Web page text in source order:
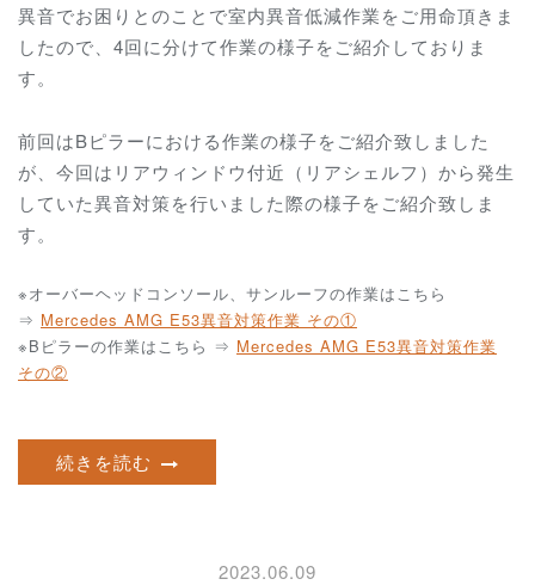
異音でお困りとのことで室内異音低減作業をご用命頂きま
したので、4回に分けて作業の様子をご紹介しておりま
す。
前回はBピラーにおける作業の様子をご紹介致しました
が、今回はリアウィンドウ付近（リアシェルフ）から発生
していた異音対策を行いました際の様子をご紹介致しま
す。
※オーバーヘッドコンソール、サンルーフの作業はこちら
⇒ Mercedes AMG E53異音対策作業 その①
※Bピラーの作業はこちら ⇒ Mercedes AMG E53異音対策作業
その②
続きを読む
2023.06.09